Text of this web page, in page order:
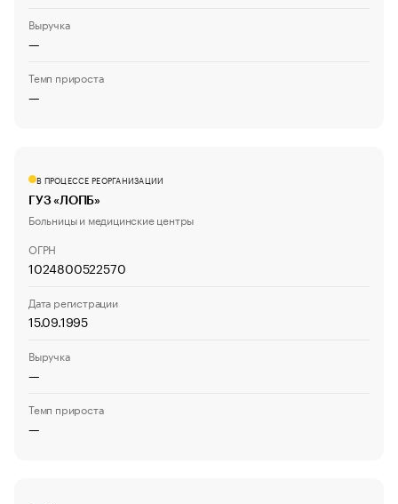
Выручка
—
Темп прироста
—
В ПРОЦЕССЕ РЕОРГАНИЗАЦИИ
ГУЗ «ЛОПБ»
Больницы и медицинские центры
ОГРН
1024800522570
Дата регистрации
15.09.1995
Выручка
—
Темп прироста
—